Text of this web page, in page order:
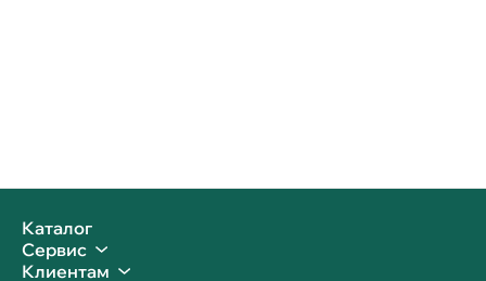
Каталог
Сервис
Клиентам